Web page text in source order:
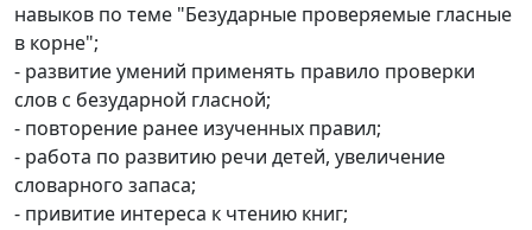
навыков по теме "Безударные проверяемые гласные
в корне";
- развитие умений применять правило проверки
слов с безударной гласной;
- повторение ранее изученных правил;
- работа по развитию речи детей, увеличение
словарного запаса;
- привитие интереса к чтению книг;